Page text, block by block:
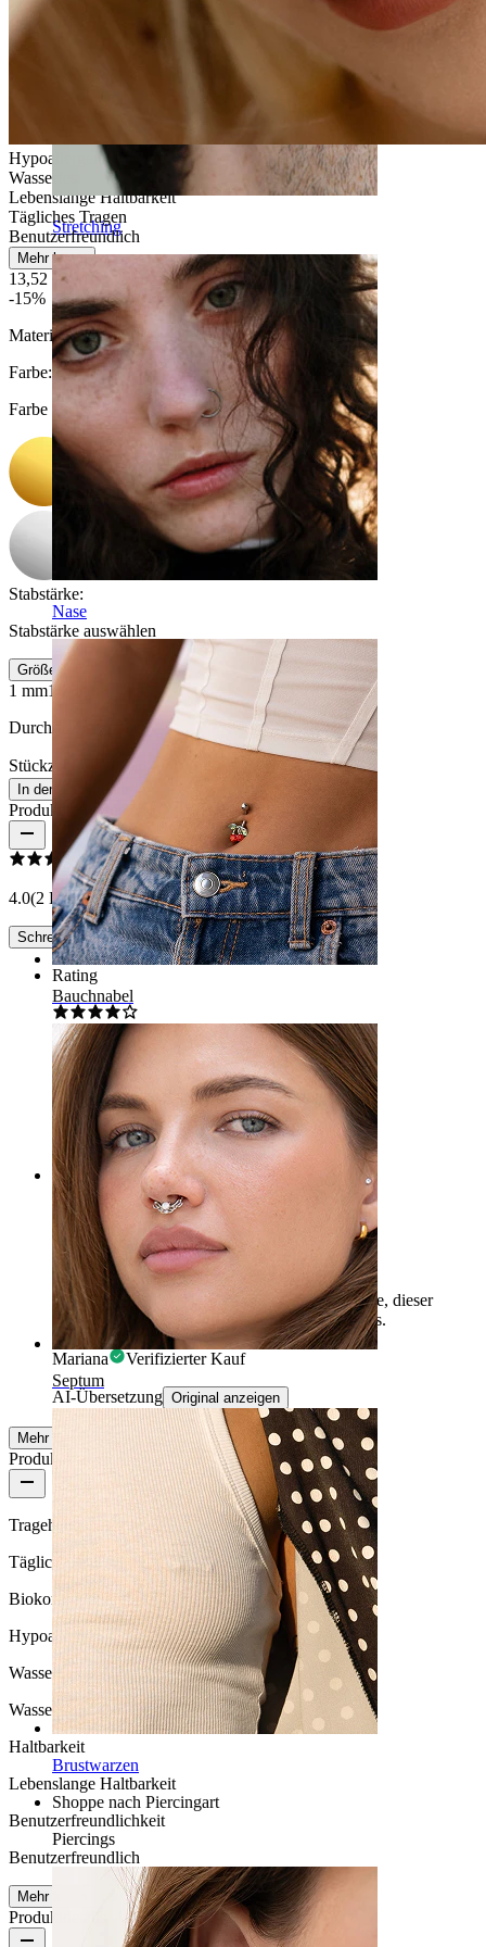
Stretching
Nase
Bauchnabel
Septum
Brustwarzen
Shoppe nach Piercingart
Piercings
Hypoallergen
Wasserfest
Lebenslange Haltbarkeit
Tägliches Tragen
Benutzerfreundlich
Mehr lesen
13,52 € 15,90 €
-15%
Material:Titanium
Farbe:
Farbe auswählen
Stabstärke:
Stabstärke auswählen
Größeninfo
1 mm1,2 mm
Durchmesser:
8 mm
Stückzahl: 1
Ändern
In den Warenkorb
Produktbewertungen
4.0(2 Bewertungen)
Schreibe eine Bewertung
Rating
Frage
gibt es denn auch irgendwann in schwarz:0?
Nick
Verifizierter Kauf
Rating
Es ist gut, aber es ist größer als ich erwartet habe, dieser
Schmuck sieht einfach riesig in meiner Nase aus.
Mariana Verifizierter Kauf
AI-Übersetzung Original anzeigen
Mehr ansehen
Produktqualität
Tragehäufigkeit
Tägliches Tragen
Biokompatibilität
Hypoallergen
Wasserbeständigkeit
Wasserfest
Haltbarkeit
Lebenslange Haltbarkeit
Benutzerfreundlichkeit
Benutzerfreundlich
Mehr lesen
Produktdetails